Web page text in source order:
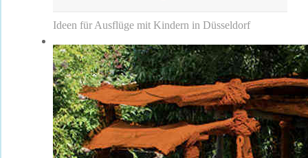
Ideen für Ausflüge mit Kindern in Düsseldorf